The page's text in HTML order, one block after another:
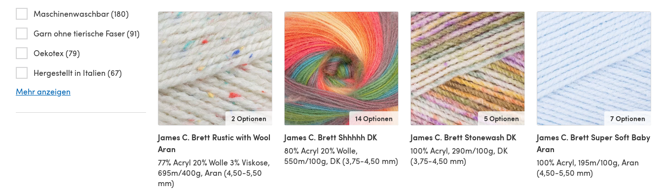
Maschinenwaschbar (180)
Garn ohne tierische Faser (91)
Oekotex (79)
Hergestellt in Italien (67)
Mehr anzeigen
2 Optionen
James C. Brett Rustic with Wool
Aran
77% Acryl 20% Wolle 3% Viskose,
695m/400g, Aran (4,50-5,50
mm)
14 Optionen
James C. Brett Shhhhh DK
80% Acryl 20% Wolle,
550m/100g, DK (3,75-4,50 mm)
5 Optionen
James C. Brett Stonewash DK
100% Acryl, 290m/100g, DK
(3,75-4,50 mm)
7 Optionen
James C. Brett Super Soft Baby
Aran
100% Acryl, 195m/100g, Aran
(4,50-5,50 mm)